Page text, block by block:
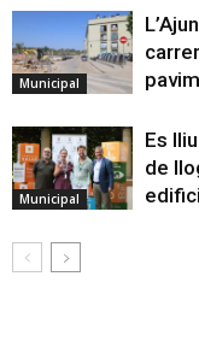
Municipal
Municipal
Es
de